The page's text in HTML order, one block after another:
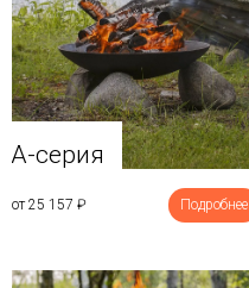
A-серия
от 25 157 ₽ Подробнее